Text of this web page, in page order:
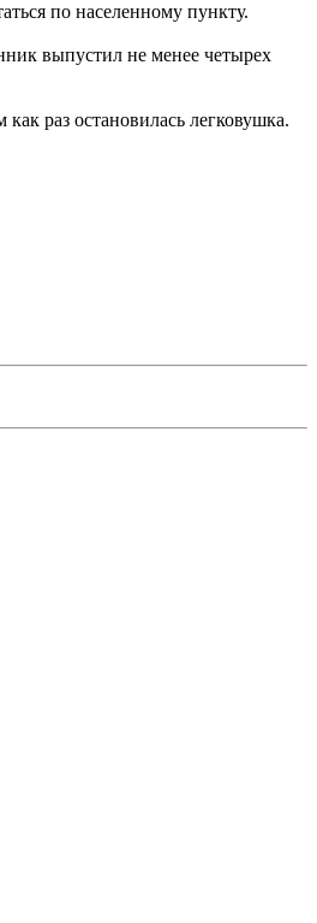
по населенному пункту.
выпустил не менее четырех
раз остановилась легковушка.